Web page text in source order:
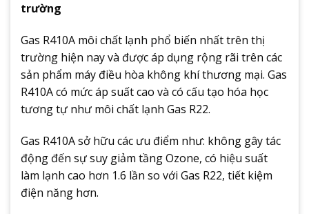
trường
Gas R410A môi chất lạnh phổ biến nhất trên thị
trường hiện nay và được áp dụng rộng rãi trên các
sản phẩm máy điều hòa không khí thương mại. Gas
R410A có mức áp suất cao và có cấu tạo hóa học
tương tự như môi chất lạnh Gas R22.
Gas R410A sở hữu các ưu điểm như: không gây tác
động đến sự suy giảm tầng Ozone, có hiệu suất
làm lạnh cao hơn 1.6 lần so với Gas R22, tiết kiệm
điện năng hơn.